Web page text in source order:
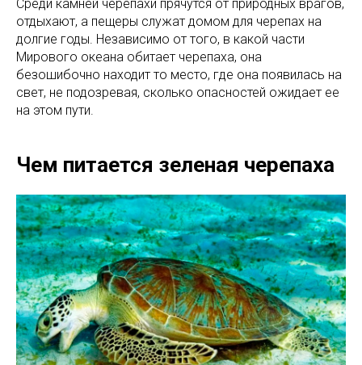
Среди камней черепахи прячутся от природных врагов,
отдыхают, а пещеры служат домом для черепах на
долгие годы. Независимо от того, в какой части
Мирового океана обитает черепаха, она
безошибочно находит то место, где она появилась на
свет, не подозревая, сколько опасностей ожидает ее
на этом пути.
Чем питается зеленая черепаха